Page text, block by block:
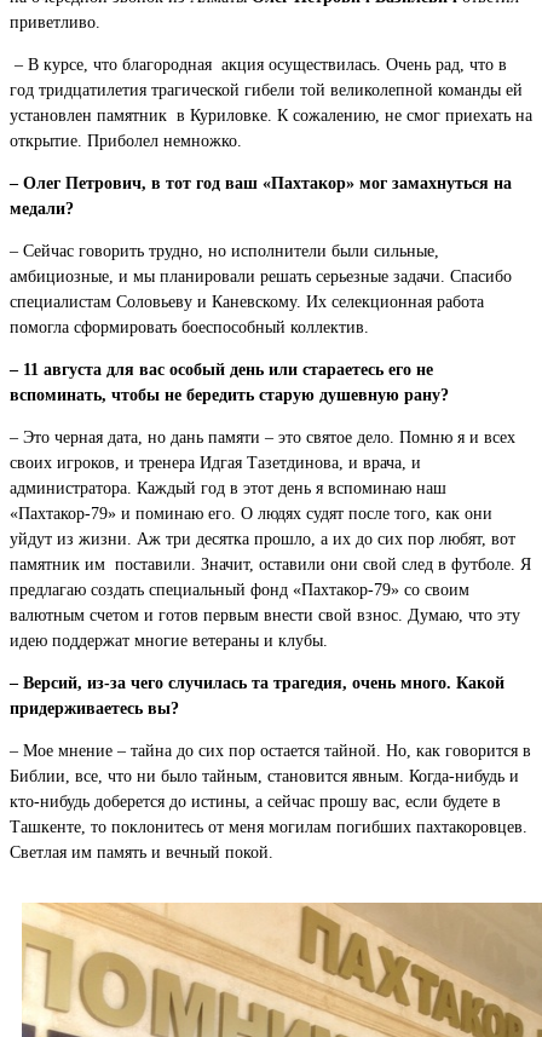
приветливо.
– В курсе, что благородная акция осуществилась. Очень рад, что в
год тридцатилетия трагической гибели той великолепной команды ей
установлен памятник в Куриловке. К сожалению, не смог приехать на
открытие. Приболел немножко.
– Олег Петрович, в тот год ваш «Пахтакор» мог замахнуться на
медали?
– Сейчас говорить трудно, но исполнители были сильные,
амбициозные, и мы планировали решать серьезные задачи. Спасибо
специалистам Соловьеву и Каневскому. Их селекционная работа
помогла сформировать боеспособный коллектив.
– 11 августа для вас особый день или стараетесь его не
вспоминать, чтобы не бередить старую душевную рану?
– Это черная дата, но дань памяти – это святое дело. Помню я и всех
своих игроков, и тренера Идгая Тазетдинова, и врача, и
администратора. Каждый год в этот день я вспоминаю наш
«Пахтакор-79» и поминаю его. О людях судят после того, как они
уйдут из жизни. Аж три десятка прошло, а их до сих пор любят, вот
памятник им поставили. Значит, оставили они свой след в футболе. Я
предлагаю создать специальный фонд «Пахтакор-79» со своим
валютным счетом и готов первым внести свой взнос. Думаю, что эту
идею поддержат многие ветераны и клубы.
– Версий, из-за чего случилась та трагедия, очень много. Какой
придерживаетесь вы?
– Мое мнение – тайна до сих пор остается тайной. Но, как говорится в
Библии, все, что ни было тайным, становится явным. Когда-нибудь и
кто-нибудь доберется до истины, а сейчас прошу вас, если будете в
Ташкенте, то поклонитесь от меня могилам погибших пахтакоровцев.
Светлая им память и вечный покой.